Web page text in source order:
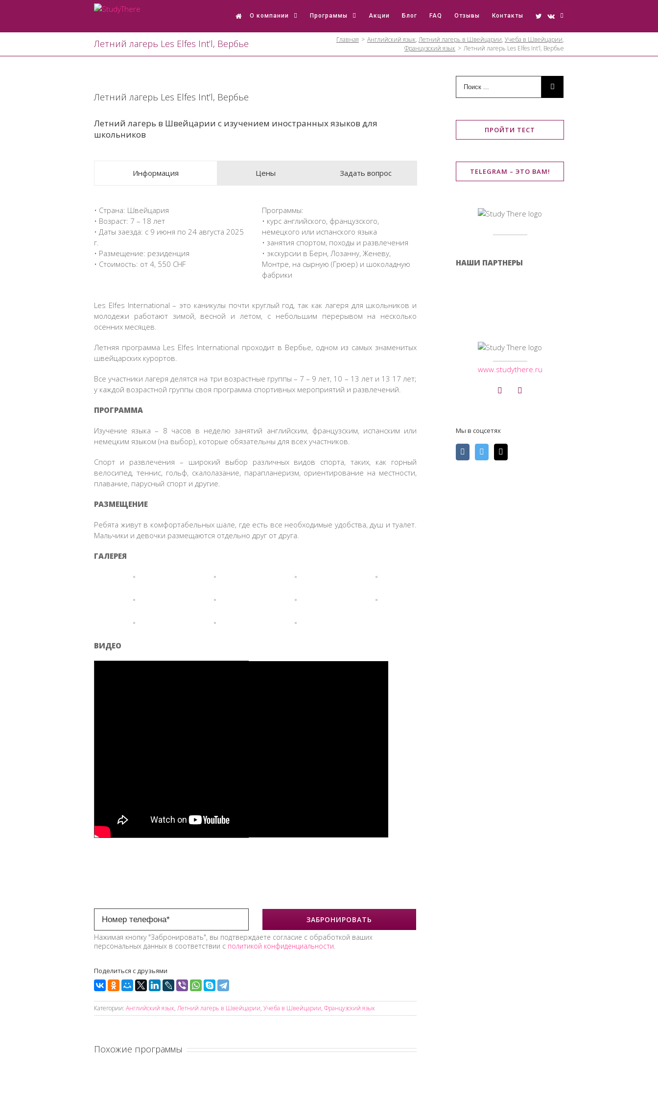
О компании Программы Акции Блог FAQ Отзывы Контакты
Летний лагерь Les Elfes Int’l, Вербье Главная > Английский язык, Летний лагерь в Швейцарии, Учеба в Швейцарии,
Французский язык > Летний лагерь Les Elfes Int’l, Вербье
Larger
Image
Летний лагерь Les Elfes Int’l, Вербье
Летний лагерь в Швейцарии с изучением иностранных языков для
школьников
Информация Цены Задать вопрос
• Страна: Швейцария
• Возраст: 7 – 18 лет
• Даты заезда: с 9 июня по 24 августа 2025
г.
• Размещение: резиденция
• Стоимость: от 4, 550 CHF
Программы:
• курс английского, французского,
немецкого или испанского языка
• занятия спортом, походы и развлечения
• экскурсии в Берн, Лозанну, Женеву,
Монтре, на сырную (Грюер) и шоколадную
фабрики
Les Elfes International – это каникулы почти круглый год, так как лагеря для школьников и
молодежи работают зимой, весной и летом, с небольшим перерывом на несколько
осенних месяцев.
Летняя программа Les Elfes International проходит в Вербье, одном из самых знаменитых
швейцарских курортов.
Все участники лагеря делятся на три возрастные группы – 7 – 9 лет, 10 – 13 лет и 13 17 лет;
у каждой возрастной группы своя программа спортивных мероприятий и развлечений.
ПРОГРАММА
Изучение языка – 8 часов в неделю занятий английским, французским, испанским или
немецким языком (на выбор), которые обязательны для всех участников.
Спорт и развлечения – широкий выбор различных видов спорта, таких, как горный
велосипед, теннис, гольф, скалолазание, парапланеризм, ориентирование на местности,
плавание, парусный спорт и другие.
РАЗМЕЩЕНИЕ
Ребята живут в комфортабельных шале, где есть все необходимые удобства, душ и туалет.
Мальчики и девочки размещаются отдельно друг от друга.
ГАЛЕРЕЯ
ВИДЕО
Нажимая кнопку "Забронировать", вы подтверждаете согласие с обработкой ваших
персональных данных в соответствии с политикой конфиденциальности.
Поделиться с друзьями
Категории: Английский язык,Летний лагерь в Швейцарии, Учеба в Швейцарии, Французский язык
Похожие программы
ПРОЙТИ ТЕСТ
TELEGRAM – ЭТО ВАМ!
НАШИ ПАРТНЕРЫ
www.studythere.ru
Мы в соцсетях